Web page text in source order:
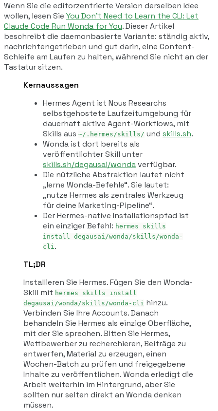
Wenn Sie die editorzentrierte Version derselben Idee
wollen, lesen Sie You Don't Need to Learn the CLI: Let
Claude Code Run Wonda for You. Dieser Artikel
beschreibt die daemonbasierte Variante: ständig aktiv,
nachrichtengetrieben und gut darin, eine Content-
Schleife am Laufen zu halten, während Sie nicht an der
Tastatur sitzen.
Kernaussagen
Hermes Agent ist Nous Researchs
selbstgehostete Laufzeitumgebung für
dauerhaft aktive Agent-Workflows, mit
Skills aus ~/.hermes/skills/ und skills.sh.
Wonda ist dort bereits als
veröffentlichter Skill unter
skills.sh/degausai/wondaverfügbar.
Die nützliche Abstraktion lautet nicht
„lerne Wonda-Befehle“. Sie lautet:
„nutze Hermes als zentrales Werkzeug
für deine Marketing-Pipeline“.
Der Hermes-native Installationspfad ist
ein einziger Befehl: hermes skills
install degausai/wonda/skills/wonda-
cli.
TL;DR
Installieren Sie Hermes. Fügen Sie den Wonda-
Skill mit hermes skills install
degausai/wonda/skills/wonda-cli hinzu.
Verbinden Sie Ihre Accounts. Danach
behandeln Sie Hermes als einzige Oberfläche,
mit der Sie sprechen. Bitten Sie Hermes,
Wettbewerber zu recherchieren, Beiträge zu
entwerfen, Material zu erzeugen, einen
Wochen-Batch zu prüfen und freigegebene
Inhalte zu veröffentlichen. Wonda erledigt die
Arbeit weiterhin im Hintergrund, aber Sie
sollten nur selten direkt an Wonda denken
müssen.